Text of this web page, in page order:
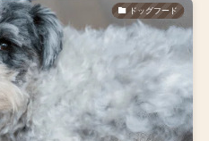
ドッグフード